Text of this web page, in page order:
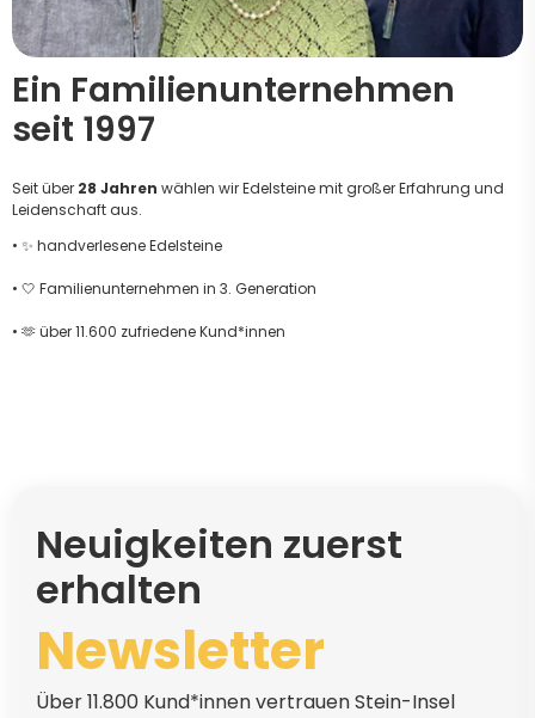
Ein Familienunternehmen
seit 1997
Seit über 28 Jahren wählen wir Edelsteine mit großer Erfahrung und
Leidenschaft aus.
• ✨ handverlesene Edelsteine
• 🤍 Familienunternehmen in 3. Generation
• 🫶 über 11.600 zufriedene Kund*innen
Neuigkeiten zuerst
erhalten
Newsletter
Über 11.800 Kund*innen vertrauen Stein-Insel